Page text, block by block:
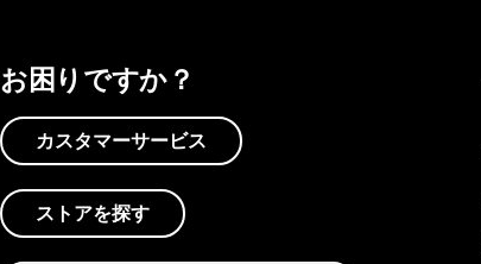
お困りですか？
カスタマーサービス
ストアを探す